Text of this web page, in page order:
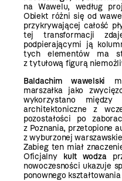
na Wawelu, według
Obiekt różni się od
przykrywającej całość
tej transformacji
podpierającymi ją
tych elementów ma
z tytułową figurą
Baldachim wawelski
marszałka jako
wykorzystano
architektoniczne z
pozostałości po
z Poznania, przetopione
z wyburzonej
Zabieg ten miał
Oficjalny kult wodza
nowoczesności ukazuje
ponownego